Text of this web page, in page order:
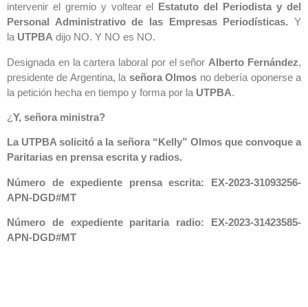
intervenir el gremio y voltear el Estatuto del Periodista y del
Personal Administrativo de las Empresas Periodísticas. Y
la UTPBA dijo NO. Y NO es NO.
Designada en la cartera laboral por el señor Alberto Fernández,
presidente de Argentina, la señora Olmos no debería oponerse a
la petición hecha en tiempo y forma por la UTPBA.
¿Y, señora ministra?
La UTPBA solicitó a la señora “Kelly” Olmos que convoque a
Paritarias en prensa escrita y radios.
Número de expediente prensa escrita: EX-2023-31093256-
APN-DGD#MT
Número de expediente paritaria radio: EX-2023-31423585-
APN-DGD#MT